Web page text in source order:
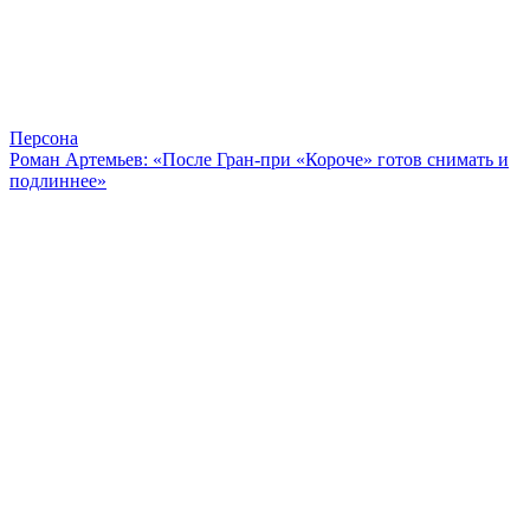
Персона
Роман Артемьев: «После Гран-при «Короче» готов снимать и
подлиннее»